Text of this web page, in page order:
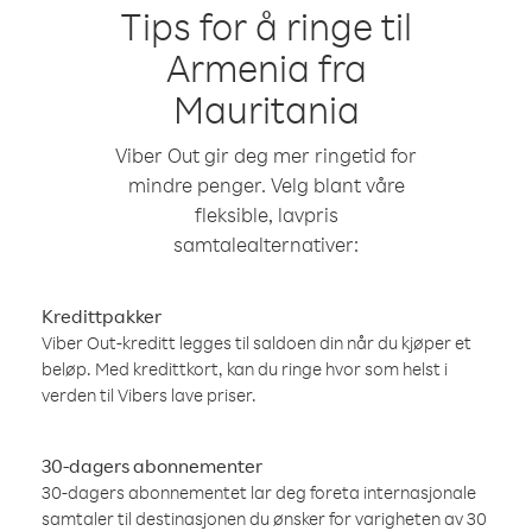
Tips for å ringe til
Armenia fra
Mauritania
Viber Out gir deg mer ringetid for
mindre penger. Velg blant våre
fleksible, lavpris
samtalealternativer:
Kredittpakker
Viber Out-kreditt legges til saldoen din når du kjøper et
beløp. Med kredittkort, kan du ringe hvor som helst i
verden til Vibers lave priser.
30-dagers abonnementer
30-dagers abonnementet lar deg foreta internasjonale
samtaler til destinasjonen du ønsker for varigheten av 30